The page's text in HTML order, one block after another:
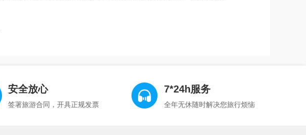
安全放心
签署旅游合同，开具正规发票
7*24h服务
全年无休随时解决您旅行烦恼